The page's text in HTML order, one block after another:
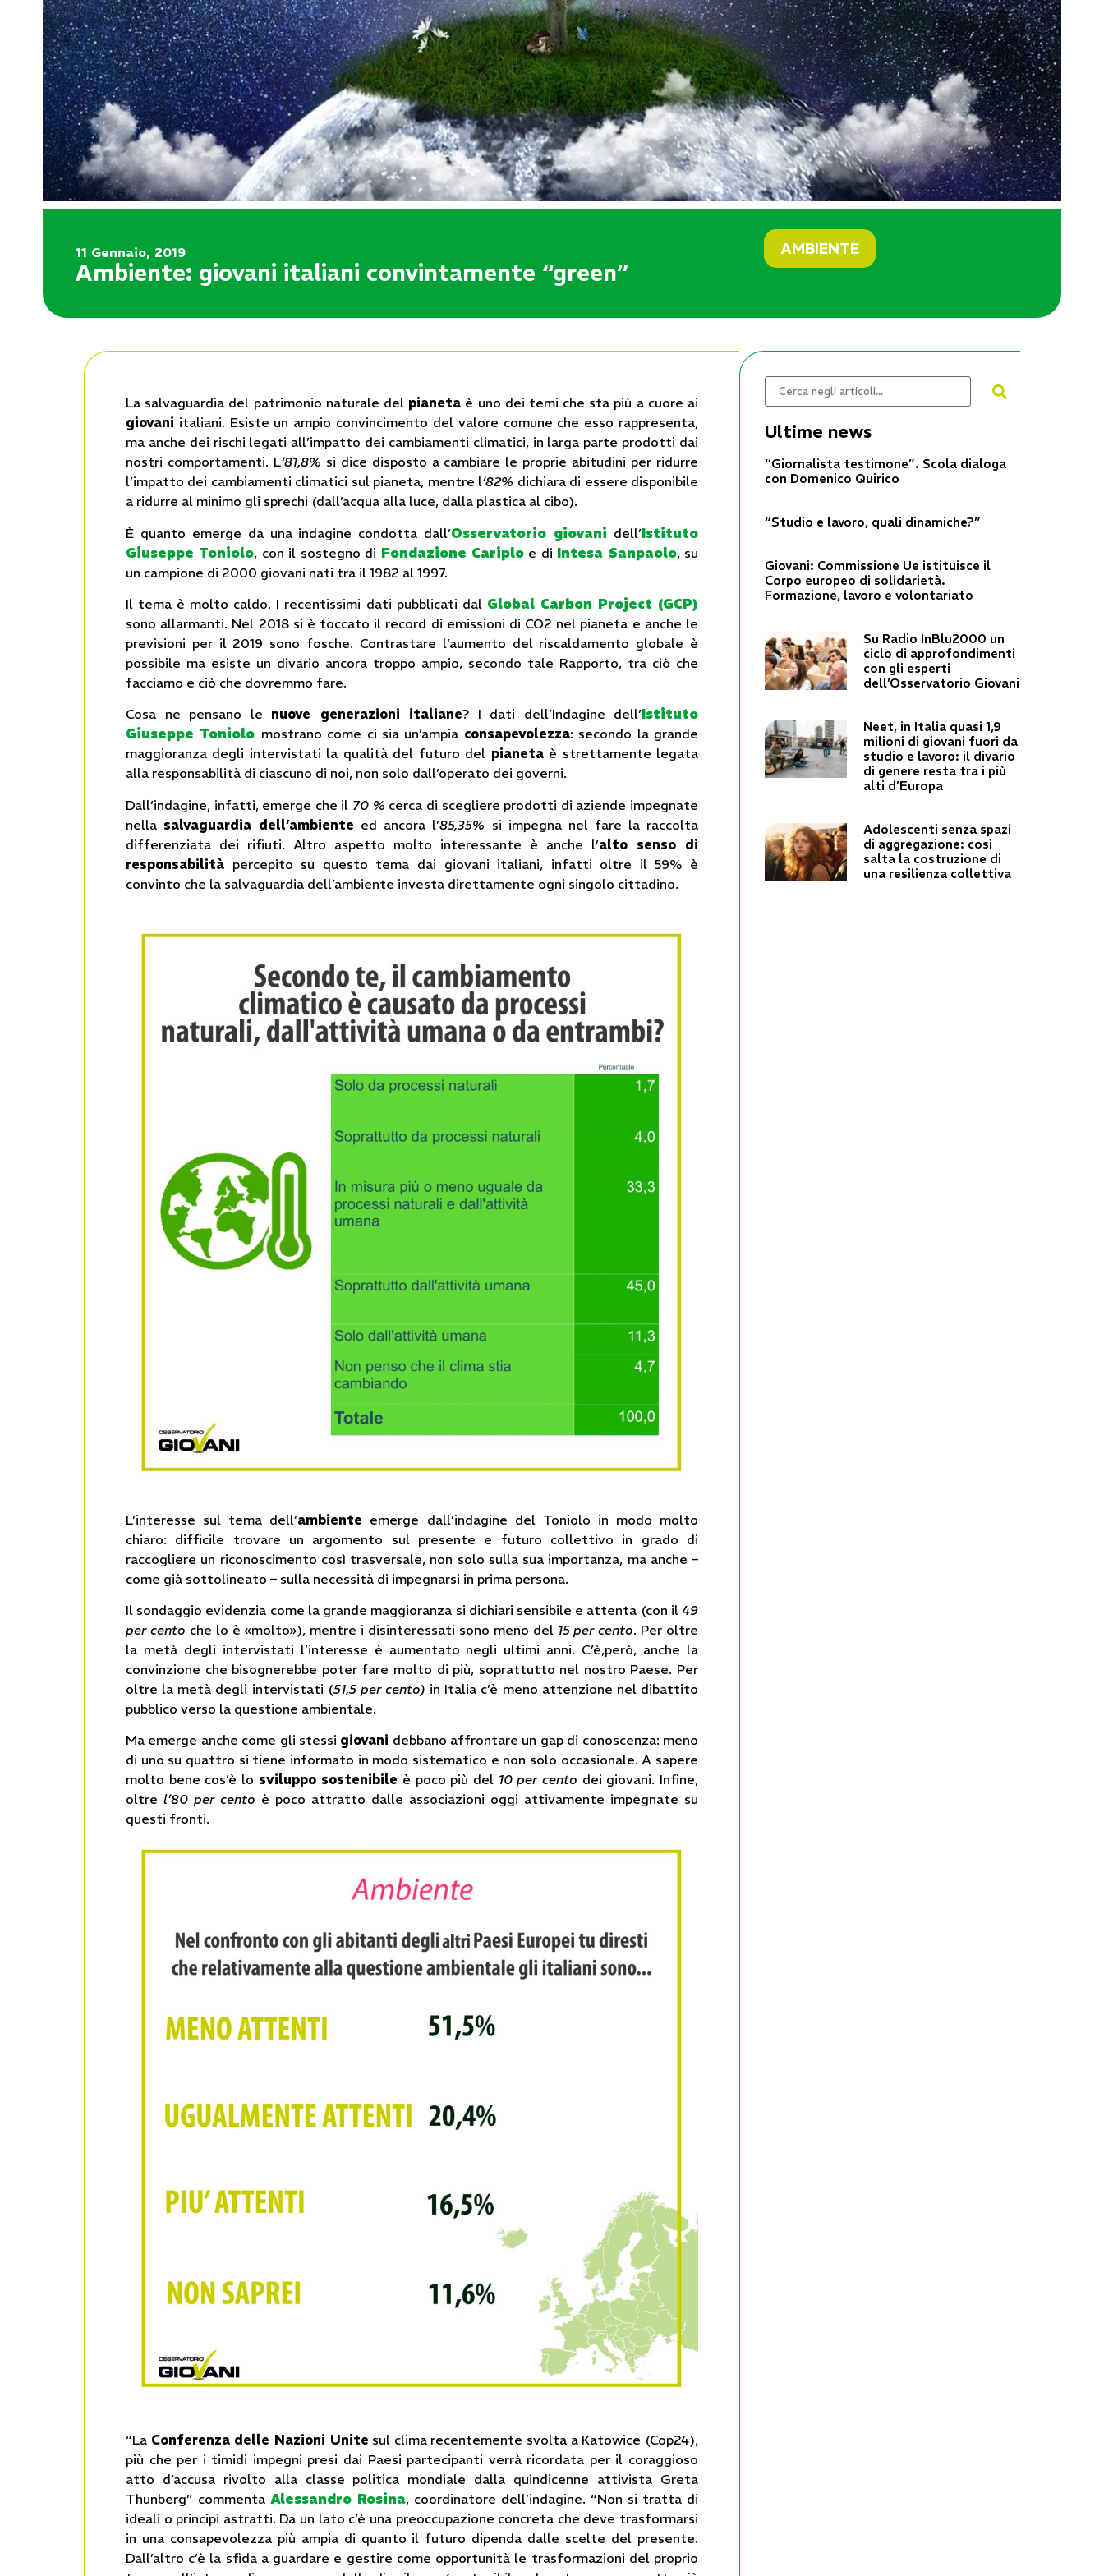
11 Gennaio, 2019
Ambiente: giovani italiani convintamente “green”
AMBIENTE
La salvaguardia del patrimonio naturale del pianeta è uno dei temi che sta più a cuore ai
giovani italiani. Esiste un ampio convincimento del valore comune che esso rappresenta,
ma anche dei rischi legati all’impatto dei cambiamenti climatici, in larga parte prodotti dai
nostri comportamenti. L‘81,8% si dice disposto a cambiare le proprie abitudini per ridurre
l’impatto dei cambiamenti climatici sul pianeta, mentre l‘82% dichiara di essere disponibile
a ridurre al minimo gli sprechi (dall’acqua alla luce, dalla plastica al cibo).
È quanto emerge da una indagine condotta dall’Osservatorio giovani dell’Istituto
Giuseppe Toniolo, con il sostegno di Fondazione Cariploe di Intesa Sanpaolo, su
un campione di 2000 giovani nati tra il 1982 al 1997.
Il tema è molto caldo. I recentissimi dati pubblicati dal Global Carbon Project (GCP)
sono allarmanti. Nel 2018 si è toccato il record di emissioni di CO2 nel pianeta e anche le
previsioni per il 2019 sono fosche. Contrastare l’aumento del riscaldamento globale è
possibile ma esiste un divario ancora troppo ampio, secondo tale Rapporto, tra ciò che
facciamo e ciò che dovremmo fare.
Cosa ne pensano le nuove generazioni italiane? I dati dell’Indagine dell’Istituto
Giuseppe Toniolo mostrano come ci sia un’ampia consapevolezza: secondo la grande
maggioranza degli intervistati la qualità del futuro del pianetaè strettamente legata
alla responsabilità di ciascuno di noi, non solo dall’operato dei governi.
Dall’indagine, infatti, emerge che il 70 % cerca di scegliere prodotti di aziende impegnate
nella salvaguardia dell’ambiente ed ancora l’85,35% si impegna nel fare la raccolta
differenziata dei rifiuti. Altro aspetto molto interessante è anche l’alto senso di
responsabilità percepito su questo tema dai giovani italiani, infatti oltre il 59% è
convinto che la salvaguardia dell’ambiente investa direttamente ogni singolo cittadino.
L’interesse sul tema dell’ambiente emerge dall’indagine del Toniolo in modo molto
chiaro: difficile trovare un argomento sul presente e futuro collettivo in grado di
raccogliere un riconoscimento così trasversale, non solo sulla sua importanza, ma anche –
come già sottolineato – sulla necessità di impegnarsi in prima persona.
Il sondaggio evidenzia come la grande maggioranza si dichiari sensibile e attenta (con il 49
per cento che lo è «molto»), mentre i disinteressati sono meno del 15 per cento. Per oltre
la metà degli intervistati l’interesse è aumentato negli ultimi anni. C’è,però, anche la
convinzione che bisognerebbe poter fare molto di più, soprattutto nel nostro Paese. Per
oltre la metà degli intervistati (51,5 per cento) in Italia c’è meno attenzione nel dibattito
pubblico verso la questione ambientale.
Ma emerge anche come gli stessi giovani debbano affrontare un gap di conoscenza: meno
di uno su quattro si tiene informato in modo sistematico e non solo occasionale. A sapere
molto bene cos’è lo sviluppo sostenibile è poco più del 10 per cento dei giovani. Infine,
oltre l’80 per cento è poco attratto dalle associazioni oggi attivamente impegnate su
questi fronti.
“La Conferenza delle Nazioni Unite sul clima recentemente svolta a Katowice (Cop24),
più che per i timidi impegni presi dai Paesi partecipanti verrà ricordata per il coraggioso
atto d’accusa rivolto alla classe politica mondiale dalla quindicenne attivista Greta
Thunberg” commenta Alessandro Rosina, coordinatore dell’indagine. “Non si tratta di
ideali o principi astratti. Da un lato c’è una preoccupazione concreta che deve trasformarsi
in una consapevolezza più ampia di quanto il futuro dipenda dalle scelte del presente.
Dall’altro c’è la sfida a guardare e gestire come opportunità le trasformazioni del proprio
Ultime news
“Giornalista testimone”. Scola dialoga
con Domenico Quirico
“Studio e lavoro, quali dinamiche?”
Giovani: Commissione Ue istituisce il
Corpo europeo di solidarietà.
Formazione, lavoro e volontariato
Su Radio InBlu2000 un
ciclo di approfondimenti
con gli esperti
dell’Osservatorio Giovani
Neet, in Italia quasi 1,9
milioni di giovani fuori da
studio e lavoro: il divario
di genere resta tra i più
alti d’Europa
Adolescenti senza spazi
di aggregazione: così
salta la costruzione di
una resilienza collettiva